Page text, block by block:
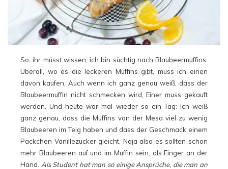
So, ihr müsst wissen, ich bin süchtig nach Blaubeermuffins.
Überall, wo es die leckeren Muffins gibt, muss ich einen
davon kaufen. Auch wenn ich ganz genau weiß, dass der
Blaubeermuffin nicht schmecken wird, Einer muss gekauft
werden. Und heute war mal wieder so ein Tag: Ich weiß
ganz genau, dass die Muffins von der Mesa viel zu wenig
Blaubeeren im Teig haben und dass der Geschmack einem
Päckchen Vanillezucker gleicht. Naja also es sollten schon
mehr Blaubeeren auf und im Muffin sein, als Finger an der
Hand. Als Student hat man so einige Ansprüche, die man an